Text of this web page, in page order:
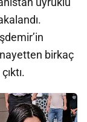
birkaç